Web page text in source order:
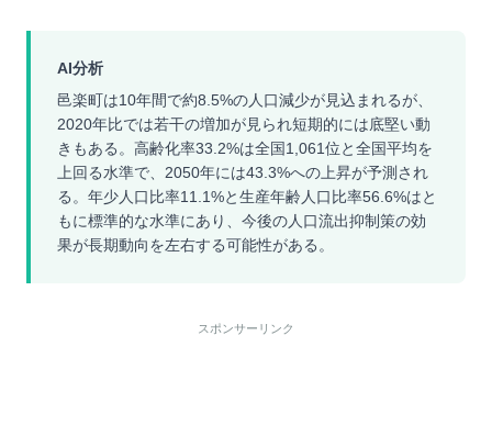
AI分析
邑楽町は10年間で約8.5%の人口減少が見込まれるが、
2020年比では若干の増加が見られ短期的には底堅い動
きもある。高齢化率33.2%は全国1,061位と全国平均を
上回る水準で、2050年には43.3%への上昇が予測され
る。年少人口比率11.1%と生産年齢人口比率56.6%はと
もに標準的な水準にあり、今後の人口流出抑制策の効
果が長期動向を左右する可能性がある。
スポンサーリンク